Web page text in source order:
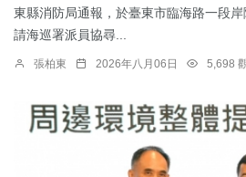
東縣消防局通報，於臺東市臨海路一段岸
請海巡署派員協尋...
張柏東 2026年八月06日 5,698